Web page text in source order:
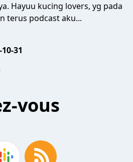
Hayuu kucing lovers, yg pada
terus podcast aku...
31
vous